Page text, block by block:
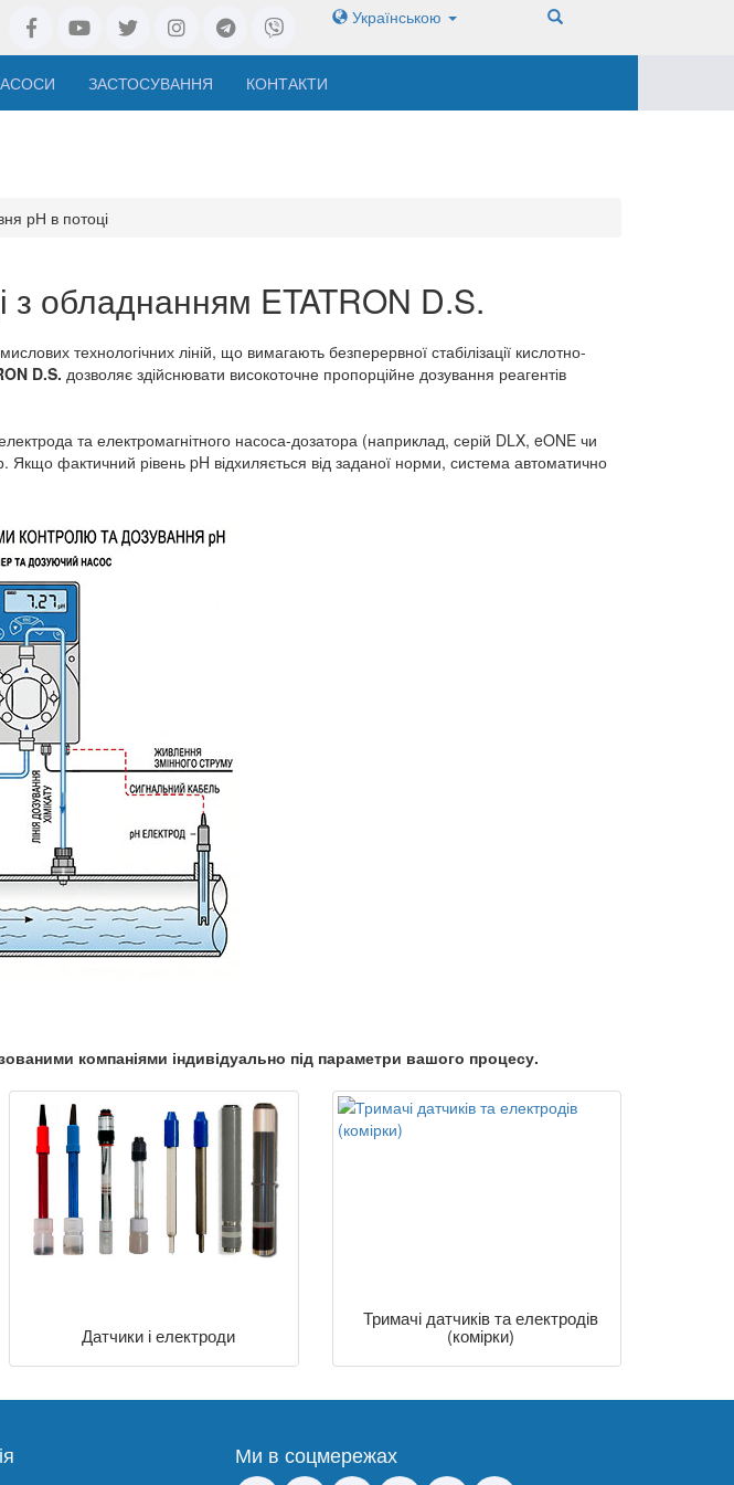
Українською
ЗАСТОСУВАННЯ КОНТАКТИ
рН в потоці
з обладнанням ETATRON D.S.
технологічних ліній, що вимагають безперервної стабілізації кислотно-
D.S. дозволяє здійснювати високоточне пропорційне дозування реагентів
та електромагнітного насоса-дозатора (наприклад, серій DLX, eONE чи
фактичний рівень pH відхиляється від заданої норми, система автоматично
компаніями індивідуально під параметри вашого процесу.
Датчики і електроди
Тримачі датчиків та електродів
(комірки)
Ми в соцмережах